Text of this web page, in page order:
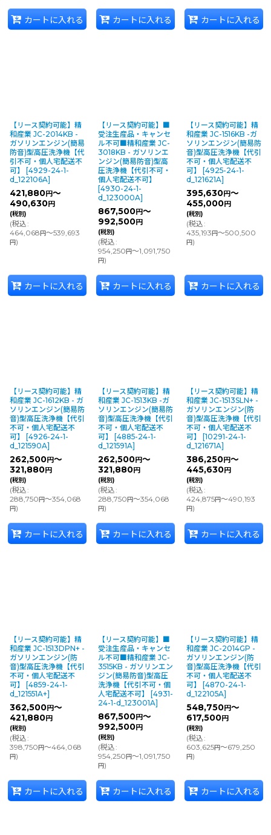
カートに入れる カートに入れる カートに入れる
【リース契約可能】精
和産業 JC-2014KB -
ガソリンエンジン(簡易
防音)型高圧洗浄機【代
引不可・個人宅配送不
可】
[4929-24-1-
d_122106A]
421,880円～
490,630円
(税別)
(税込:
464,068 円～539,693
円)
カートに入れる
【リース契約可能】■
受注生産品・キャンセ
ル不可■精和産業 JC-
3018KB - ガソリンエ
ンジン(簡易防音)型高
圧洗浄機【代引不可・
個人宅配送不可】
[4930-24-1-
d_123000A]
867,500円～
992,500円
(税別)
(税込:
954,250 円～1,091,750
円)
カートに入れる
【リース契約可能】精
和産業 JC-1516KB -ガ
ソリンエンジン(簡易防
音)型高圧洗浄機【代引
不可・個人宅配送不
可】
[4925-24-1-
d_121621A]
395,630円～
455,000円
(税別)
(税込:
435,193 円～500,500
円)
カートに入れる
【リース契約可能】精
和産業 JC-1612KB - ガ
ソリンエンジン(簡易防
音)型高圧洗浄機【代引
不可・個人宅配送不
可】
[4926-24-1-
d_121590A]
262,500円～
321,880円
(税別)
(税込:
288,750 円～354,068
円)
カートに入れる
【リース契約可能】精
和産業 JC-1513KB -ガ
ソリンエンジン(簡易防
音)型高圧洗浄機【代引
不可・個人宅配送不
可】
[4885-24-1-
d_121591A]
262,500円～
321,880円
(税別)
(税込:
288,750 円～354,068
円)
カートに入れる
【リース契約可能】精
和産業 JC-1513SLN+ -
ガソリンエンジン(防
音)型高圧洗浄機【代引
不可・個人宅配送不
可】
[10291-24-1-
d_121671A]
386,250円～
445,630円
(税別)
(税込:
424,875円～490,193
円)
カートに入れる
【リース契約可能】精
和産業 JC-1513DPN+ -
ガソリンエンジン(防
音)型高圧洗浄機【代引
不可・個人宅配送不
可】
[4859-24-1-
d_121551A+]
362,500円～
421,880円
(税別)
(税込:
398,750 円～464,068
円)
カートに入れる
【リース契約可能】■
受注生産品・キャンセ
ル不可■精和産業 JC-
3515KB - ガソリンエン
ジン(簡易防音)型高圧
洗浄機【代引不可・個
人宅配送不可】
[4931-
24-1-d_123001A]
867,500円～
992,500円
(税別)
(税込:
954,250 円～1,091,750
円)
カートに入れる
【リース契約可能】精
和産業 JC-2014GP -
ガソリンエンジン(防
音)型高圧洗浄機【代引
不可・個人宅配送不
可】
[4870-24-1-
d_122105A]
548,750円～
617,500円
(税別)
(税込:
603,625円～679,250
円)
カートに入れる